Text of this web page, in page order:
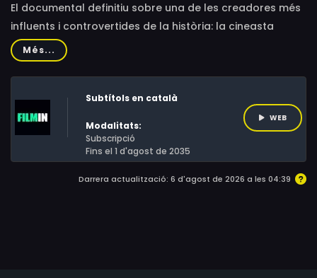
El documental definitiu sobre una de les creadores més
influents i controvertides de la història: la cineasta
oficial de l’Alemanya nazi, Leni Riefenstahl. Un retrat
esgarrifós d’una figura digna d’estudi.A través d’arxius
inèdits, s’explora el llegat artístic de la fotògrafa i
directora alemanya Leni Riefenstahl, cineasta oficial de
l’Alemanya nazi, i els seus complexos vincles amb el
règim nacionalsocialista de Hitler, juxtaposant el seu
autoretrat amb proves que suggereixen la seva
consciència de les atrocitats del règim.
Més...
Subtítols en català
Modalitats:
Subscripció
Fins el 1 d'agost de 2035
WEB
Darrera actualització: 6 d'agost de 2026 a les 04:39